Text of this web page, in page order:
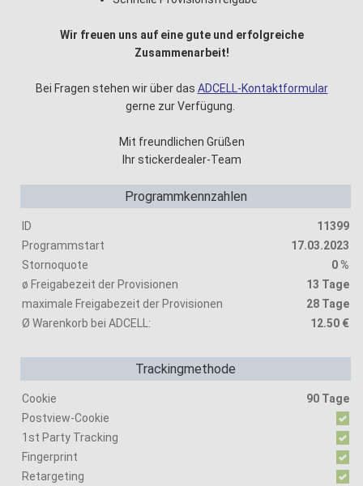
Wir freuen uns auf eine gute und erfolgreiche
Zusammenarbeit!
Bei Fragen stehen wir über das ADCELL-Kontaktformular
gerne zur Verfügung.
Mit freundlichen Grüßen
Ihr stickerdealer-Team
Programmkennzahlen
ID
11399
Programmstart
17.03.2023
Stornoquote
0 %
ø Freigabezeit der Provisionen
13 Tage
maximale Freigabezeit der Provisionen
28 Tage
Ø Warenkorb bei ADCELL:
12.50 €
Trackingmethode
Cookie
90 Tage
Postview-Cookie
1st Party Tracking
Fingerprint
Retargeting